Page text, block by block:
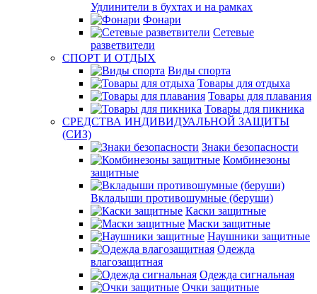
Удлинители в бухтах и на рамках
Фонари
Сетевые
разветвители
СПОРТ И ОТДЫХ
Виды спорта
Товары для отдыха
Товары для плавания
Товары для пикника
СРЕДСТВА ИНДИВИДУАЛЬНОЙ ЗАЩИТЫ
(СИЗ)
Знаки безопасности
Комбинезоны
защитные
Вкладыши противошумные (беруши)
Каски защитные
Маски защитные
Наушники защитные
Одежда
влагозащитная
Одежда сигнальная
Очки защитные